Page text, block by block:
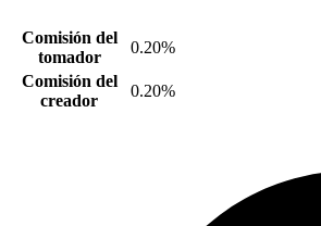
Comisión del
tomador
0.20%
Comisión del
creador
0.20%